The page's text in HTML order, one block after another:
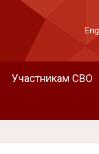
Участникам СВО
Eng